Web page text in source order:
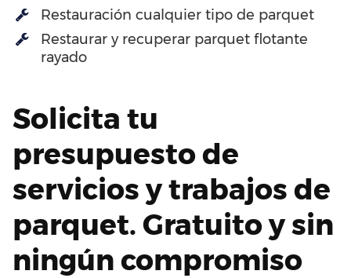
Restauración cualquier tipo de parquet
Restaurar y recuperar parquet flotante
rayado
Solicita tu
presupuesto de
servicios y trabajos de
parquet. Gratuito y sin
ningún compromiso